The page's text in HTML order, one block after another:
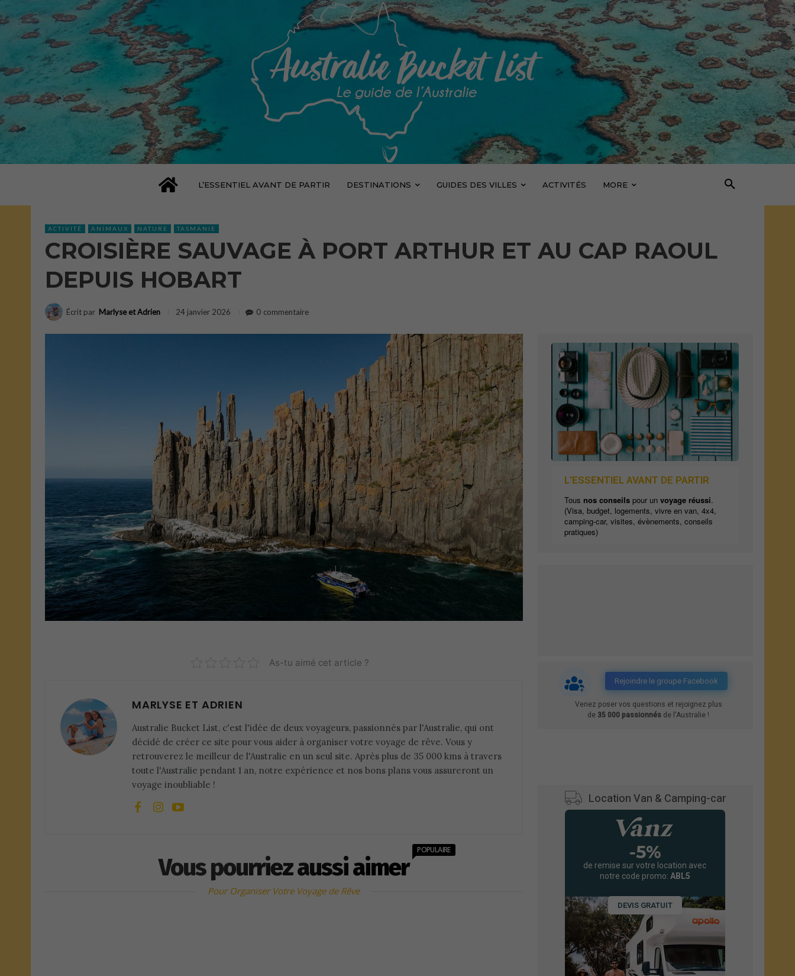
L’ESSENTIEL AVANT DE PARTIR DESTINATIONS GUIDES DES VILLES ACTIVITÉS MORE
ACTIVITÉ ANIMAUX NATURE TASMANIE
CROISIÈRE SAUVAGE À PORT ARTHUR ET AU CAP RAOUL
DEPUIS HOBART
Écrit par Marlyse et Adrien 24 janvier 2026 0 commentaire
As-tu aimé cet article ?
MARLYSE ET ADRIEN
Australie Bucket List, c'est l'idée de deux voyageurs, passionnés par l'Australie, qui ont
décidé de créer ce site pour vous aider à organiser votre voyage de rêve. Vous y
retrouverez le meilleur de l'Australie en un seul site. Après plus de 35 000 kms à travers
toute l'Australie pendant 1 an, notre expérience et nos bons plans vous assureront un
voyage inoubliable !
Vous pourriez aussi aimer
POPULAIRE
Pour Organiser Votre Voyage de Rêve
L'ESSENTIEL AVANT DE PARTIR
Tous nos conseilspour un voyage réussi.
(Visa, budget, logements, vivre en van, 4x4,
camping-car, visites, évènements, conseils
pratiques)
Rejoindre le groupe Facebook
Venez poser vos questions et rejoignez plus
de 35 000 passionnés de l'Australie !
Location Van & Camping-car
de remise sur votre location avec
notre code promo: ABL5
DEVIS GRATUIT